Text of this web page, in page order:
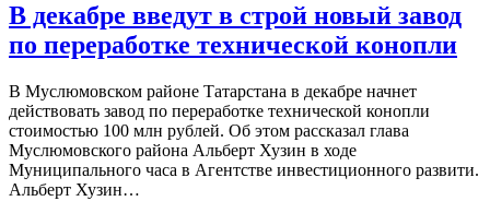
В декабре введут в строй новый завод
по переработке технической конопли
В Муслюмовском районе Татарстана в декабре начнет
действовать завод по переработке технической конопли
стоимостью 100 млн рублей. Об этом рассказал глава
Муслюмовского района Альберт Хузин в ходе
Муниципального часа в Агентстве инвестиционного развити.
Альберт Хузин…